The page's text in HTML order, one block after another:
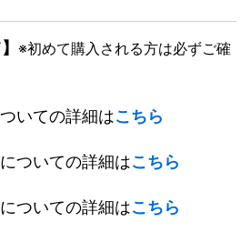
※初めて購入される方は必ずご確
いての詳細はこちら
ついての詳細はこちら
ついての詳細はこちら